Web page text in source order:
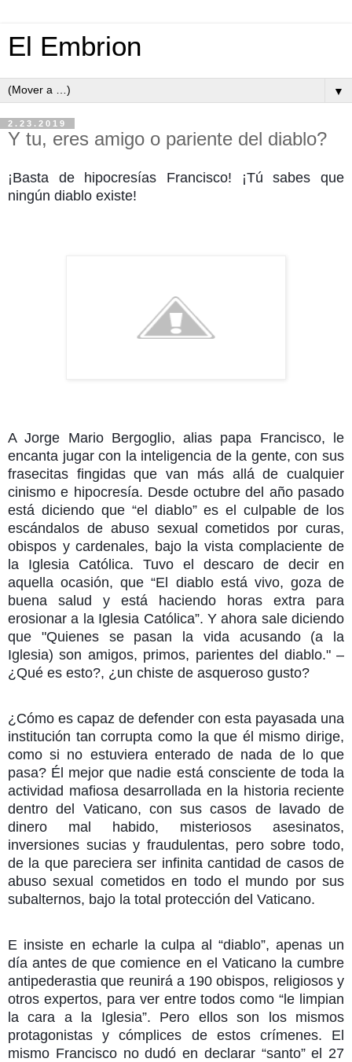
El Embrion
▼
2.23.2019
Y tu, eres amigo o pariente del diablo?
¡Basta de hipocresías Francisco! ¡Tú sabes que
ningún diablo existe!
A Jorge Mario Bergoglio, alias papa Francisco, le
encanta jugar con la inteligencia de la gente, con sus
frasecitas fingidas que van más allá de cualquier
cinismo e hipocresía. Desde octubre del año pasado
está diciendo que “el diablo” es el culpable de los
escándalos de abuso sexual cometidos por curas,
obispos y cardenales, bajo la vista complaciente de
la Iglesia Católica. Tuvo el descaro de decir en
aquella ocasión, que “El diablo está vivo, goza de
buena salud y está haciendo horas extra para
erosionar a la Iglesia Católica”. Y ahora sale diciendo
que "Quienes se pasan la vida acusando (a la
Iglesia) son amigos, primos, parientes del diablo." –
¿Qué es esto?, ¿un chiste de asqueroso gusto?
¿Cómo es capaz de defender con esta payasada una
institución tan corrupta como la que él mismo dirige,
como si no estuviera enterado de nada de lo que
pasa? Él mejor que nadie está consciente de toda la
actividad mafiosa desarrollada en la historia reciente
dentro del Vaticano, con sus casos de lavado de
dinero mal habido, misteriosos asesinatos,
inversiones sucias y fraudulentas, pero sobre todo,
de la que pareciera ser infinita cantidad de casos de
abuso sexual cometidos en todo el mundo por sus
subalternos, bajo la total protección del Vaticano.
E insiste en echarle la culpa al “diablo”, apenas un
día antes de que comience en el Vaticano la cumbre
antipederastia que reunirá a 190 obispos, religiosos y
otros expertos, para ver entre todos como “le limpian
la cara a la Iglesia”. Pero ellos son los mismos
protagonistas y cómplices de estos crímenes. El
mismo Francisco no dudó en declarar “santo” el 27